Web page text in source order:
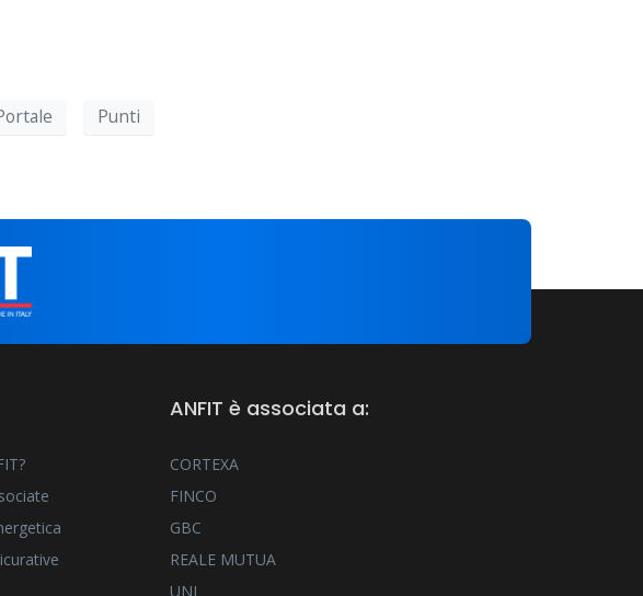
Punti
ANFIT è associata a:
CORTEXA
FINCO
GBC
REALE MUTUA
UNI